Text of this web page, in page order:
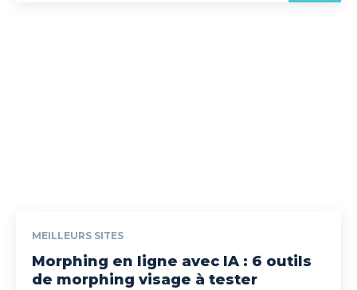
MEILLEURS SITES
Morphing en ligne avec IA : 6 outils
de morphing visage à tester